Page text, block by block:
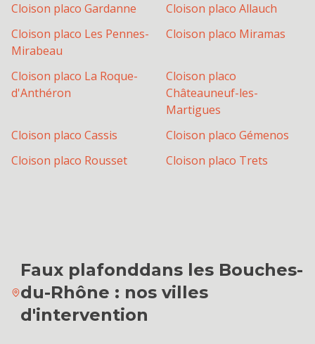
Cloison placo Gardanne Cloison placo Allauch
Cloison placo Les Pennes-
Mirabeau
Cloison placo Miramas
Cloison placo La Roque-
d'Anthéron
Cloison placo
Châteauneuf-les-
Martigues
Cloison placo Cassis Cloison placo Gémenos
Cloison placo Rousset Cloison placo Trets
Faux plafonddans les Bouches-
du-Rhône : nos villes
d'intervention